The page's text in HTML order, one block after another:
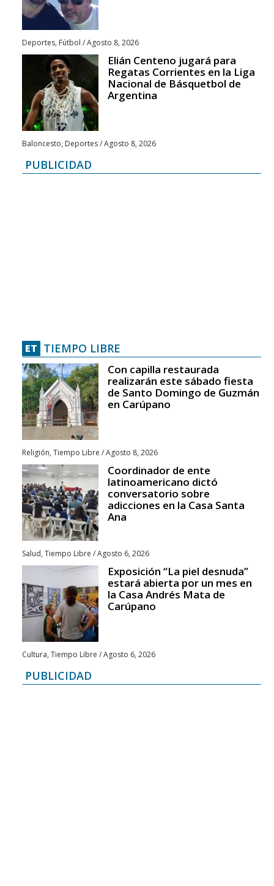
Deportes, Fútbol /Agosto 8, 2026
Elián Centeno jugará para
Regatas Corrientes en la Liga
Nacional de Básquetbol de
Argentina
Baloncesto, Deportes/Agosto 8, 2026
PUBLICIDAD
ET TIEMPO LIBRE
Con capilla restaurada
realizarán este sábado fiesta
de Santo Domingo de Guzmán
en Carúpano
Religión, Tiempo Libre /Agosto 8, 2026
Coordinador de ente
latinoamericano dictó
conversatorio sobre
adicciones en la Casa Santa
Ana
Salud, Tiempo Libre /Agosto 6, 2026
Exposición “La piel desnuda”
estará abierta por un mes en
la Casa Andrés Mata de
Carúpano
Cultura, Tiempo Libre /Agosto 6, 2026
PUBLICIDAD